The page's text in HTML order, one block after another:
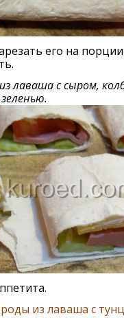
его на
лаваша с сыром,
из лаваша с